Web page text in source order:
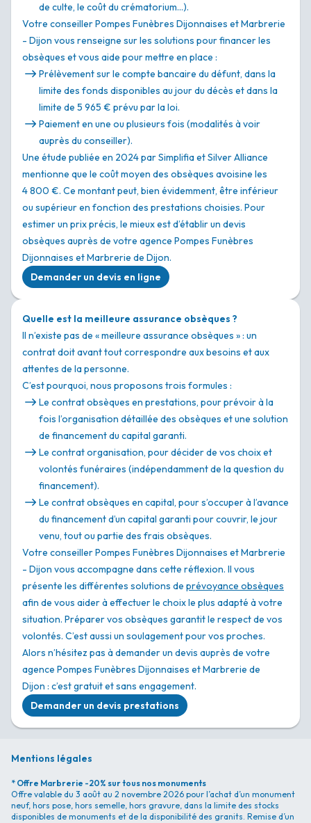
de culte, le coût du crématorium…).
Votre conseiller Pompes Funèbres Dijonnaises et Marbrerie
- Dijon vous renseigne sur les solutions pour financer les
obsèques et vous aide pour mettre en place :
Prélèvement sur le compte bancaire du défunt, dans la
limite des fonds disponibles au jour du décès et dans la
limite de 5 965 € prévu par la loi.
Paiement en une ou plusieurs fois (modalités à voir
auprès du conseiller).
Une étude publiée en 2024 par Simplifia et Silver Alliance
mentionne que le coût moyen des obsèques avoisine les
4 800 €. Ce montant peut, bien évidemment, être inférieur
ou supérieur en fonction des prestations choisies. Pour
estimer un prix précis, le mieux est d’établir un devis
obsèques auprès de votre agence Pompes Funèbres
Dijonnaises et Marbrerie de Dijon.
Demander un devis en ligne
Quelle est la meilleure assurance obsèques ?
Il n’existe pas de « meilleure assurance obsèques » : un
contrat doit avant tout correspondre aux besoins et aux
attentes de la personne.
C’est pourquoi, nous proposons trois formules :
Le contrat obsèques en prestations, pour prévoir à la
fois l’organisation détaillée des obsèques et une solution
de financement du capital garanti.
Le contrat organisation, pour décider de vos choix et
volontés funéraires (indépendamment de la question du
financement).
Le contrat obsèques en capital, pour s’occuper à l’avance
du financement d’un capital garanti pour couvrir, le jour
venu, tout ou partie des frais obsèques.
Votre conseiller Pompes Funèbres Dijonnaises et Marbrerie
- Dijon vous accompagne dans cette réflexion. Il vous
présente les différentes solutions de prévoyance obsèques
afin de vous aider à effectuer le choix le plus adapté à votre
situation. Préparer vos obsèques garantit le respect de vos
volontés. C’est aussi un soulagement pour vos proches.
Alors n’hésitez pas à demander un devis auprès de votre
agence Pompes Funèbres Dijonnaises et Marbrerie de
Dijon : c’est gratuit et sans engagement.
Demander un devis prestations
Mentions légales
* Offre Marbrerie -20% sur tous nos monuments
Offre valable du 3 août au 2 novembre 2026 pour l’achat d’un monument
neuf, hors pose, hors semelle, hors gravure, dans la limite des stocks
disponibles de monuments et de la disponibilité des granits. Remise d’un